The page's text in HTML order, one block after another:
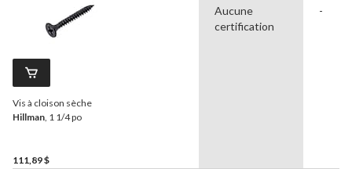
Vis à cloison sèche
Hillman , 1 1/4 po
111,89 $
Aucune
certification
-